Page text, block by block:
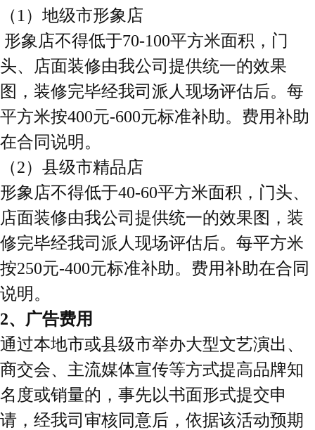
（1）地级市形象店
形象店不得低于70-100平方米面积，门
头、店面装修由我公司提供统一的效果
图，装修完毕经我司派人现场评估后。每
平方米按400元-600元标准补助。费用补助
在合同说明。
（2）县级市精品店
形象店不得低于40-60平方米面积，门头、
店面装修由我公司提供统一的效果图，装
修完毕经我司派人现场评估后。每平方米
按250元-400元标准补助。费用补助在合同
说明。
2、 广告费用
通过本地市或县级市举办大型文艺演出、
商交会、主流媒体宣传等方式提高品牌知
名度或销量的，事先以书面形式提交申
请，经我司审核同意后，依据该活动预期